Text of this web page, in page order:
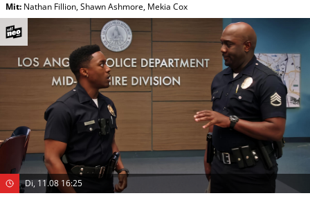
Mit: Nathan Fillion,Shawn Ashmore, Mekia Cox
Di, 11.08 16:25